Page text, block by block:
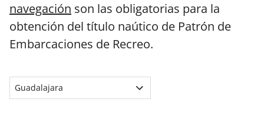
navegación son las obligatorias para la
obtención del título naútico de Patrón de
Embarcaciones de Recreo.
Guadalajara